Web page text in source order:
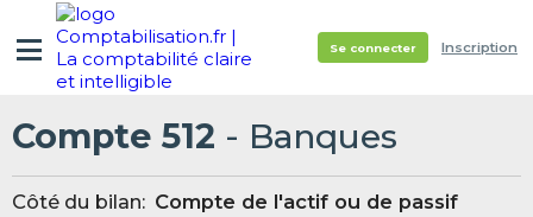
Se connecter Inscription
Compte 512 - Banques
Côté du bilan: Compte de l'actif ou de passif